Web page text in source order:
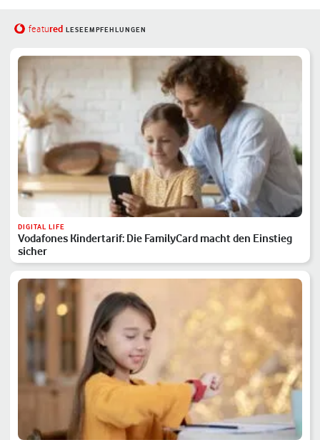
featured LESEEMPFEHLUNGEN
DIGITAL LIFE
Vodafones Kindertarif: Die FamilyCard macht den Einstieg
sicher